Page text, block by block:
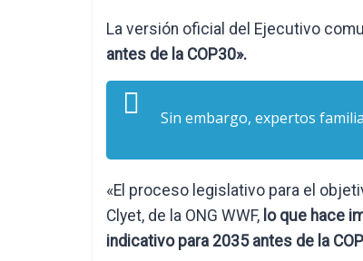
La versión oficial del Ejecutivo
antes de la COP30».
Sin embargo, expertos
«El proceso legislativo para el
Clyet, de la ONG WWF, lo que hace
indicativo para 2035 antes de la